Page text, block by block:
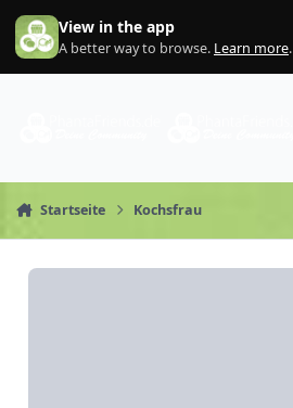
Zum Inhalt springen
View in the app
A better way to browse. Learn more.
Startseite Kochsfrau